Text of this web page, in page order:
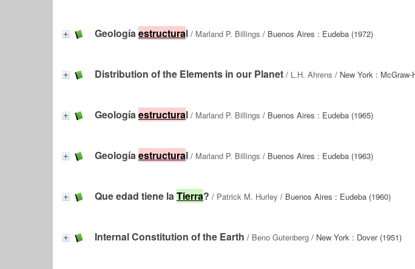
Geologíaestructural / Marland P. Billings / Buenos Aires : Eudeba (1972)
Distribution of the Elements in our Planet / L.H. Ahrens / New York : McGraw-
Geologíaestructural / Marland P. Billings / Buenos Aires : Eudeba (1965)
Geologíaestructural / Marland P. Billings / Buenos Aires : Eudeba (1963)
Que edad tiene laTierra? / Patrick M. Hurley / Buenos Aires : Eudeba (1960)
Internal Constitution of the Earth / Beno Gutenberg / New York : Dover (1951)